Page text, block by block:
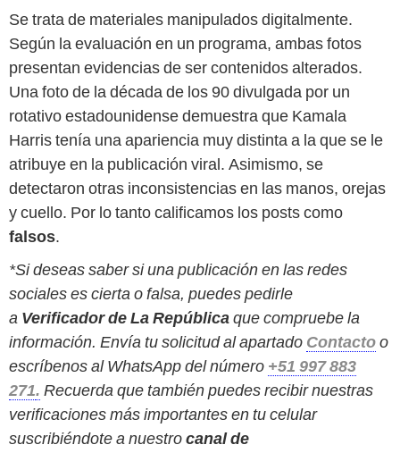
Se trata de materiales manipulados digitalmente.
Según la evaluación en un programa, ambas fotos
presentan evidencias de ser contenidos alterados.
Una foto de la década de los 90 divulgada por un
rotativo estadounidense demuestra que Kamala
Harris tenía una apariencia muy distinta a la que se le
atribuye en la publicación viral. Asimismo, se
detectaron otras inconsistencias en las manos, orejas
y cuello. Por lo tanto calificamos los posts como
falsos.
*Si deseas saber si una publicación en las redes
sociales es cierta o falsa, puedes pedirle
a Verificador de La Repúblicaque compruebe la
información. Envía tu solicitud al apartado Contactoo
escríbenos al WhatsApp del número +51 997 883
271. Recuerda que también puedes recibir nuestras
verificaciones más importantes en tu celular
suscribiéndote a nuestrocanal de